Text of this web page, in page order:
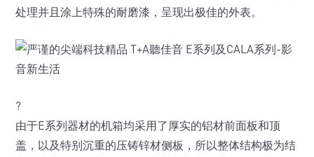
处理并且涂上特殊的耐磨漆，呈现出极佳的外表。
?
由于E系列器材的机箱均采用了厚实的铝材前面板和顶
盖，以及特别沉重的压铸锌材侧板，所以整体结构极为结